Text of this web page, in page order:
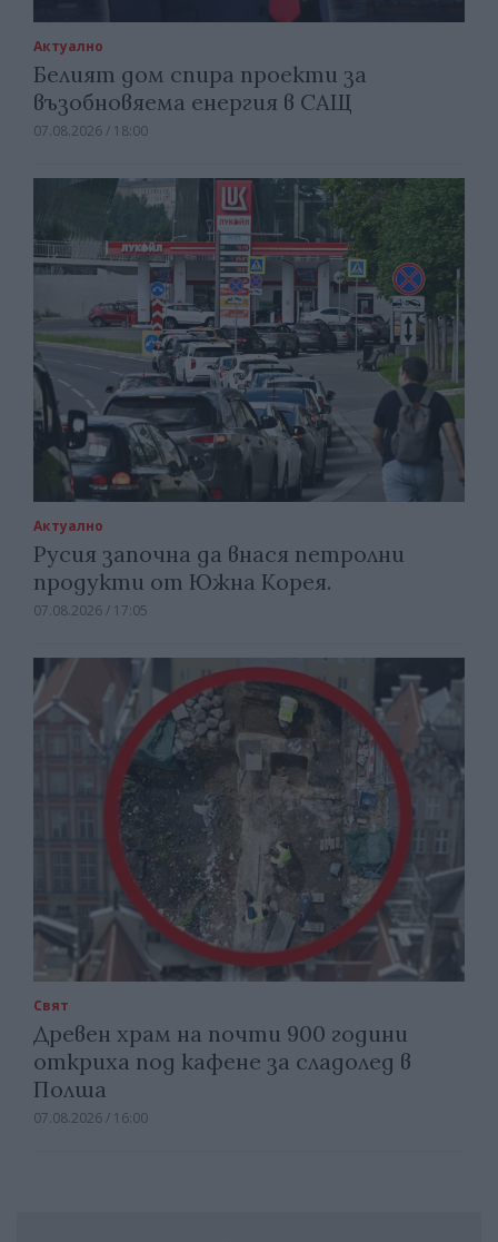
Актуално
Белият дом спира проекти за
възобновяема енергия в САЩ
07.08.2026 / 18:00
Актуално
Русия започна да внася петролни
продукти от Южна Корея.
07.08.2026 / 17:05
Свят
Древен храм на почти 900 години
откриха под кафене за сладолед в
Полша
07.08.2026 / 16:00